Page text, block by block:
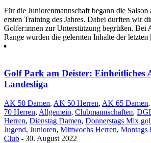
Für die Juniorenmannschaft begann die
ersten Training des Jahres. Dabei durften wir
Golfer:innen zur Unterstützung begrüßen. Bei
Range wurden die gelernten Inhalte der
Golf Park am Deister: Einheitliches
Landesliga
AK 50 Damen, AK 50 Herren, AK 65 Damen,
70 Herren, Allgemein, Clubmannschaften,
Herren, Dienstag Damen, Donnerstags Mix
Jugend, Junioren, Mittwochs Herren, Montags
Club - 30. August 2022